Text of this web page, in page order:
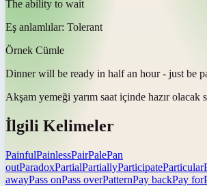
The ability to wait
Eş anlamlılar: Tolerant
Örnek Cümle
Dinner will be ready in half an hour - just be
Akşam yemeği yarım saat içinde hazır olacak
İlgili Kelimeler
PainfulPainlessPairPalePan
outParadoxPartialPartiallyParticipateParticular
awayPass onPass overPatternPay backPay for